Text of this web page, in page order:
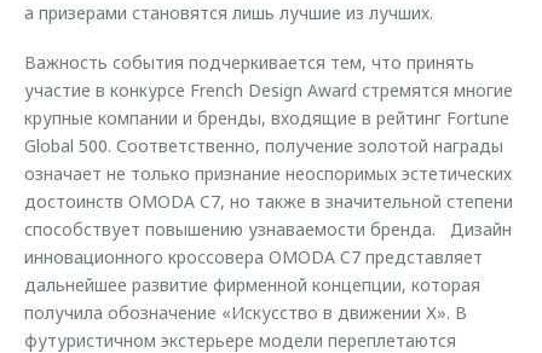
а призерами становятся лишь лучшие из лучших.
Важность события подчеркивается тем, что принять
участие в конкурсе French Design Award стремятся многие
крупные компании и бренды, входящие в рейтинг Fortune
Global 500. Соответственно, получение золотой награды
означает не только признание неоспоримых эстетических
достоинств OMODA C7, но также в значительной степени
способствует повышению узнаваемости бренда. Дизайн
инновационного кроссовера OMODA C7 представляет
дальнейшее развитие фирменной концепции, которая
получила обозначение «Искусство в движении Х». В
футуристичном экстерьере модели переплетаются